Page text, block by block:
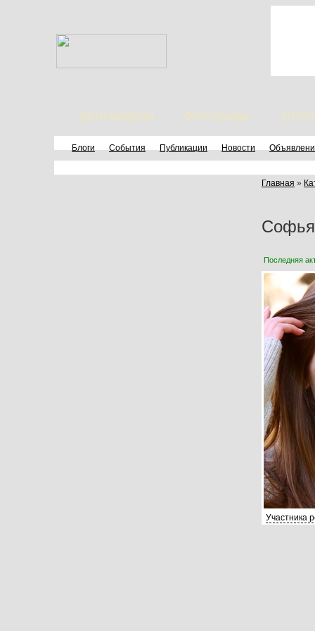
Дети модели Фотографы
Блоги События Публикации Новости
Главная »
Последняя
Участника